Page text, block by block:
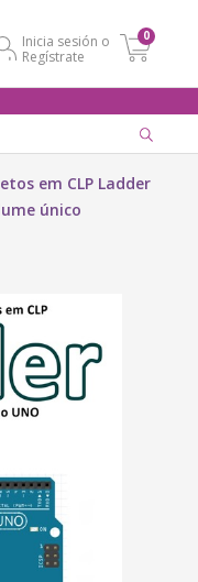
Inicia sesión o
Regístrate
0
em CLP Ladder
único